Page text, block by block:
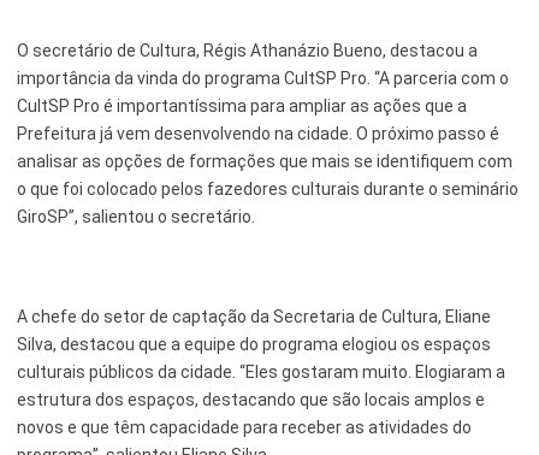
O secretário de Cultura, Régis Athanázio Bueno, destacou a
importância da vinda do programa CultSP Pro. “A parceria com o
CultSP Pro é importantíssima para ampliar as ações que a
Prefeitura já vem desenvolvendo na cidade. O próximo passo é
analisar as opções de formações que mais se identifiquem com
o que foi colocado pelos fazedores culturais durante o seminário
GiroSP”, salientou o secretário.
A chefe do setor de captação da Secretaria de Cultura, Eliane
Silva, destacou que a equipe do programa elogiou os espaços
culturais públicos da cidade. “Eles gostaram muito. Elogiaram a
estrutura dos espaços, destacando que são locais amplos e
novos e que têm capacidade para receber as atividades do